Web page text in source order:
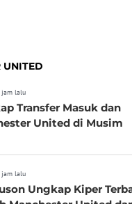
UNITED
jam lalu
Transfer Masuk dan
United di Musim
jam lalu
Ungkap Kiper